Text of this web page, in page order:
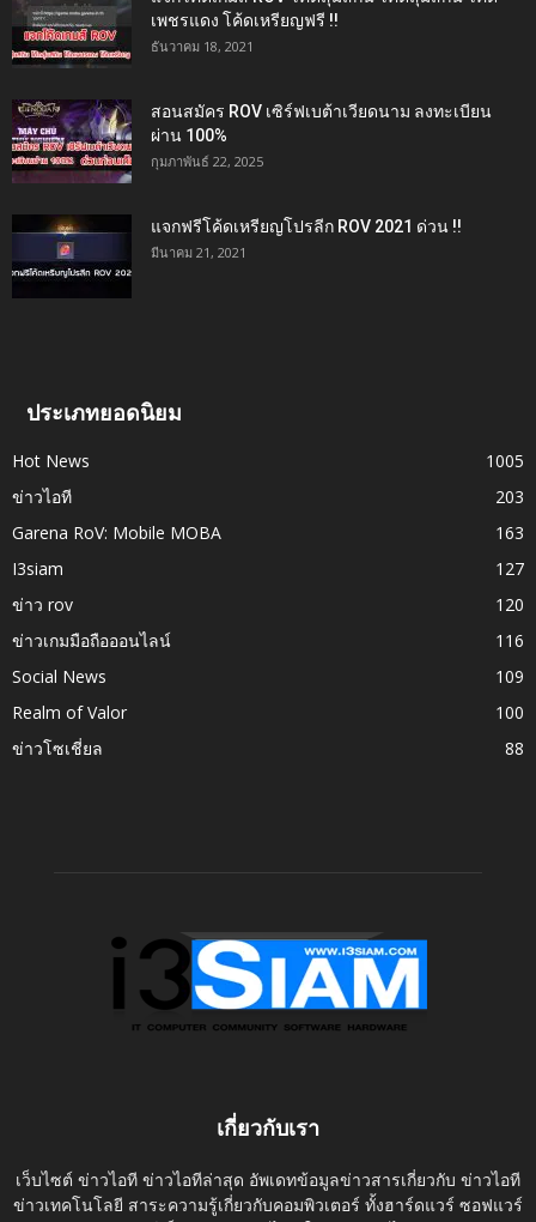
เพชรแดง โค้ดเหรียญฟรี !!
ธันวาคม 18, 2021
สอนสมัคร ROV เซิร์ฟเบต้าเวียดนาม ลงทะเบียน
ผ่าน 100%
กุมภาพันธ์ 22, 2025
แจกฟรีโค้ดเหรียญโปรลีก ROV 2021 ด่วน !!
มีนาคม 21, 2021
ประเภทยอดนิยม
Hot News
1005
ข่าวไอที
203
Garena RoV: Mobile MOBA
163
I3siam
127
ข่าว rov
120
ข่าวเกมมือถือออนไลน์
116
Social News
109
Realm of Valor
100
ข่าวโซเชี่ยล
88
เกี่ยวกับเรา
เว็บไซต์ ข่าวไอที ข่าวไอทีล่าสุด อัพเดทข้อมูลข่าวสารเกี่ยวกับ ข่าวไอที
ข่าวเทคโนโลยี สาระความรู้เกี่ยวกับคอมพิวเตอร์ ทั้งฮาร์ดแวร์ ซอฟแวร์